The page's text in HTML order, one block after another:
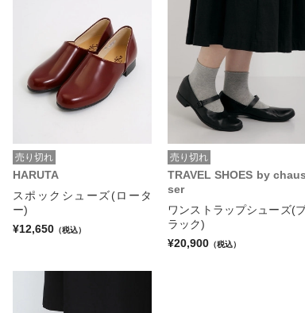
売り切れ
HARUTA
スポックシューズ(ロータ
ー)
¥12,650 （税込）
売り切れ
TRAVEL SHOES by chaus
ser
ワンストラップシューズ(
ラック)
¥20,900 （税込）